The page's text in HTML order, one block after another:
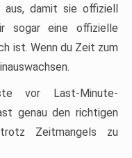
aus, damit sie offiziell
sogar eine offizielle
ist. Wenn du Zeit zum
vor Last-Minute-
genau den richtigen
Zeitmangels zu